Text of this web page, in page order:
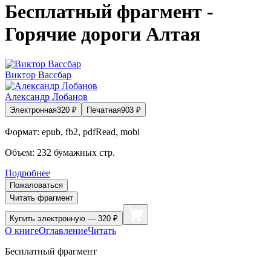
Бесплатный фрагмент -
Горячие дороги Алтая
Виктор Вассбар
Александр Лобанов
Электронная320 ₽ Печатная903 ₽
Формат: epub, fb2, pdfRead, mobi
Объем: 232 бумажных стр.
Подробнее
Пожаловаться
Читать фрагмент
Купить электронную — 320 ₽
О книгеОглавлениеЧитать
Бесплатный фрагмент